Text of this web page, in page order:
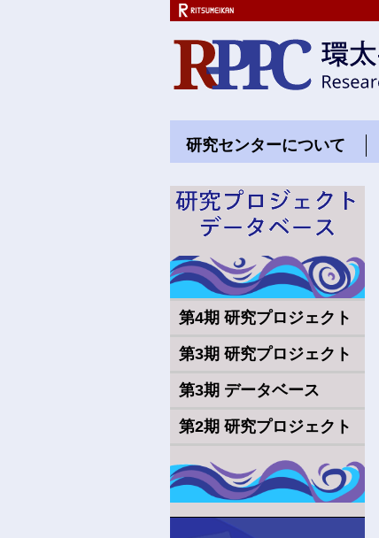
研究センターについて
第4期 研究プロジェクト
第3期 研究プロジェクト
第3期 データベース
第2期 研究プロジェクト